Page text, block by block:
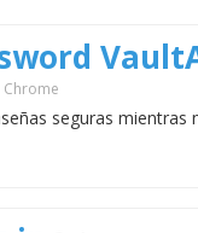
seguras mientras